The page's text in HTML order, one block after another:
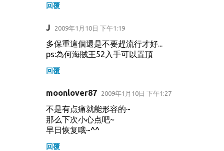
回覆
J 2009年1月10日 下午1:19
多保重這個還是不要趕流行才好...
ps:為何海賊王52入手可以置頂
回覆
moonlover87 2009年1月10日 下午1:27
不是有点痛就能形容的~
那么下次小心点吧~
早日恢复哦~^^
回覆